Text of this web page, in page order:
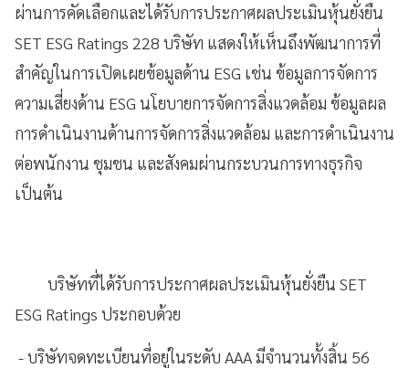
ผ่านการคัดเลือกและได้รับการประกาศผลประเมินหุ้นยั่งยืน
SET ESG Ratings 228 บริษัท แสดงให้เห็นถึงพัฒนาการที่
สำคัญในการเปิดเผยข้อมูลด้าน ESG เช่น ข้อมูลการจัดการ
ความเสี่ยงด้าน ESG นโยบายการจัดการสิ่งแวดล้อม ข้อมูลผล
การดำเนินงานด้านการจัดการสิ่งแวดล้อม และการดำเนินงาน
ต่อพนักงาน ชุมชน และสังคมผ่านกระบวนการทางธุรกิจ
เป็นต้น
บริษัทที่ได้รับการประกาศผลประเมินหุ้นยั่งยืน SET
ESG Ratings ประกอบด้วย
- บริษัทจดทะเบียนที่อยู่ในระดับ AAA มีจำนวนทั้งสิ้น 56